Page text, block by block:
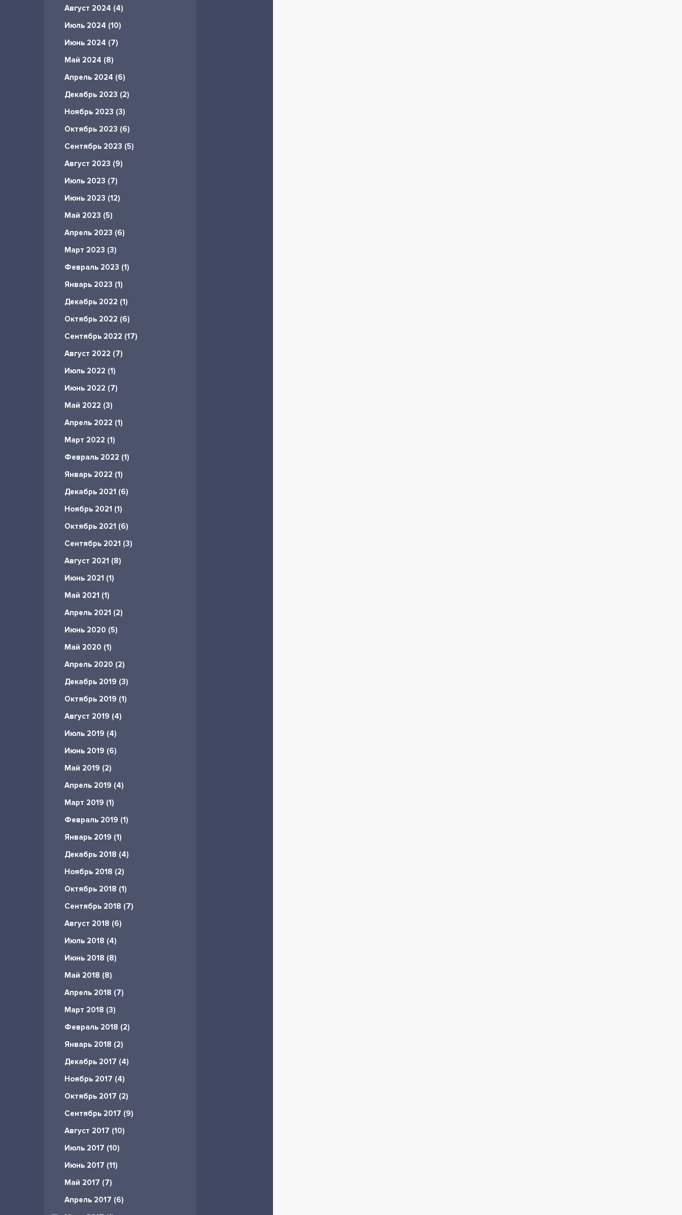
Август 2024 (4)
Июль 2024 (10)
Июнь 2024 (7)
Май 2024 (8)
Апрель 2024 (6)
Декабрь 2023 (2)
Ноябрь 2023 (3)
Октябрь 2023 (6)
Сентябрь 2023 (5)
Август 2023 (9)
Июль 2023 (7)
Июнь 2023 (12)
Май 2023 (5)
Апрель 2023 (6)
Март 2023 (3)
Февраль 2023 (1)
Январь 2023 (1)
Декабрь 2022 (1)
Октябрь 2022 (6)
Сентябрь 2022 (17)
Август 2022 (7)
Июль 2022 (1)
Июнь 2022 (7)
Май 2022 (3)
Апрель 2022 (1)
Март 2022 (1)
Февраль 2022 (1)
Январь 2022 (1)
Декабрь 2021 (6)
Ноябрь 2021 (1)
Октябрь 2021 (6)
Сентябрь 2021 (3)
Август 2021 (8)
Июнь 2021 (1)
Май 2021 (1)
Апрель 2021 (2)
Июнь 2020 (5)
Май 2020 (1)
Апрель 2020 (2)
Декабрь 2019 (3)
Октябрь 2019 (1)
Август 2019 (4)
Июль 2019 (4)
Июнь 2019 (6)
Май 2019 (2)
Апрель 2019 (4)
Март 2019 (1)
Февраль 2019 (1)
Январь 2019 (1)
Декабрь 2018 (4)
Ноябрь 2018 (2)
Октябрь 2018 (1)
Сентябрь 2018 (7)
Август 2018 (6)
Июль 2018 (4)
Июнь 2018 (8)
Май 2018 (8)
Апрель 2018 (7)
Март 2018 (3)
Февраль 2018 (2)
Январь 2018 (2)
Декабрь 2017 (4)
Ноябрь 2017 (4)
Октябрь 2017 (2)
Сентябрь 2017 (9)
Август 2017 (10)
Июль 2017 (10)
Июнь 2017 (11)
Май 2017 (7)
Апрель 2017 (6)